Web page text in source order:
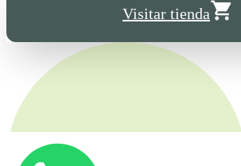
Visitar tienda